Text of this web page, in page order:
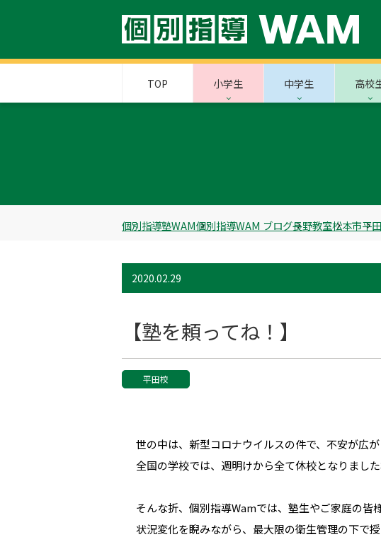
TOP 小学生 中学生 高校
個別指導塾WAM個別指導WAM ブログ長野教室松本市平
2020.02.29
【塾を頼ってね！】
平田校
世の中は、新型コロナウイルスの件で、不安が広が
全国の学校では、週明けから全て休校となりました
そんな折、個別指導Wamでは、塾生やご家庭の皆
状況変化を睨みながら、最大限の衛生管理の下で